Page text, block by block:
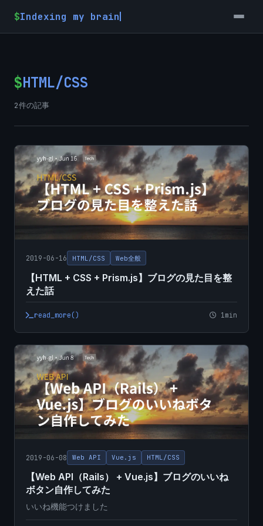
$Indexing my brain
$HTML/CSS
2件の記事
2019-06-16 HTML/CSS Web全般
【HTML + CSS + Prism.js】ブログの見た目を整
えた話
read_more() 1min
2019-06-08 Web API Vue.js HTML/CSS
【Web API（Rails） + Vue.js】ブログのいいね
ボタン自作してみた
いいね機能つけました